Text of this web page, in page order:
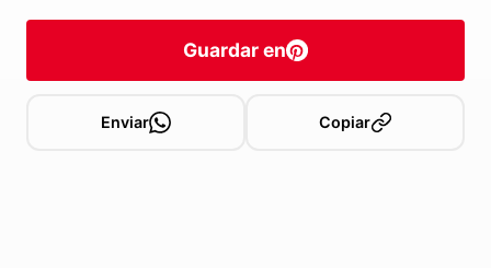
Guardar en
Enviar Copiar